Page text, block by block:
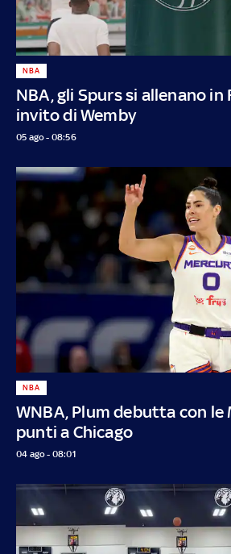
NBA, gli Spurs si allenano in
invito di Wemby
NBA
05 ago - 08:56
WNBA, Plum debutta con le
punti a Chicago
NBA
04 ago - 08:01